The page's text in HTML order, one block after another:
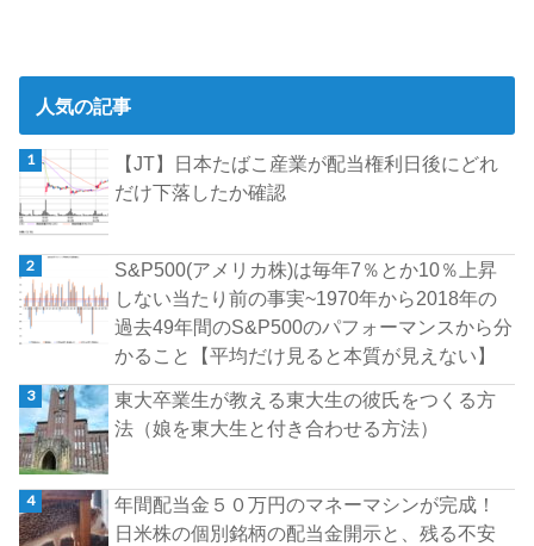
人気の記事
【JT】日本たばこ産業が配当権利日後にどれ
だけ下落したか確認
S&P500(アメリカ株)は毎年7％とか10％上昇
しない当たり前の事実~1970年から2018年の
過去49年間のS&P500のパフォーマンスから分
かること【平均だけ見ると本質が見えない】
東大卒業生が教える東大生の彼氏をつくる方
法（娘を東大生と付き合わせる方法）
年間配当金５０万円のマネーマシンが完成！
日米株の個別銘柄の配当金開示と、残る不安